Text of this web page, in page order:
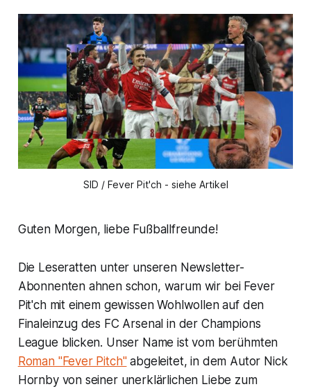
SID / Fever Pit'ch - siehe Artikel
Guten Morgen, liebe Fußballfreunde!
Die Leseratten unter unseren Newsletter-
Abonnenten ahnen schon, warum wir bei Fever
Pit'ch mit einem gewissen Wohlwollen auf den
Finaleinzug des FC Arsenal in der Champions
League blicken. Unser Name ist vom berühmten
Roman "Fever Pitch"abgeleitet, in dem Autor Nick
Hornby von seiner unerklärlichen Liebe zum